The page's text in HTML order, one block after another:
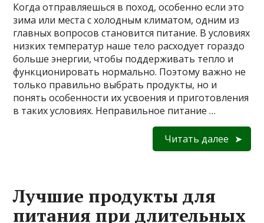
Когда отправляешься в поход, особенно если это
зима или места с холодным климатом, одним из
главных вопросов становится питание. В условиях
низких температур наше тело расходует гораздо
больше энергии, чтобы поддерживать тепло и
функционировать нормально. Поэтому важно не
только правильно выбрать продукты, но и
понять особенности их усвоения и приготовления
в таких условиях. Неправильное питание …
Читать далее
Лучшие продукты для
питания при длительных